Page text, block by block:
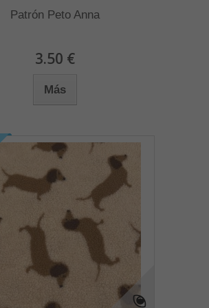
Patrón Peto Anna
3.50 €
Más